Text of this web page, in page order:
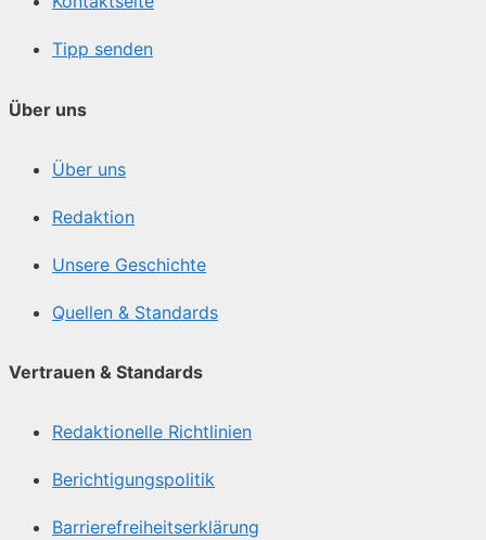
Tipp senden
Über uns
Über uns
Redaktion
Unsere Geschichte
Quellen & Standards
Vertrauen & Standards
Redaktionelle Richtlinien
Berichtigungspolitik
Barrierefreiheitserklärung